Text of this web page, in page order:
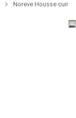
Noreve Housse cuir